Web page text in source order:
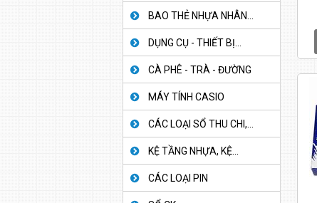
BAO THẺ NHỰA NHÂN...
DỤNG CỤ - THIẾT BỊ...
CÀ PHÊ - TRÀ - ĐƯỜNG
MÁY TÍNH CASIO
CÁC LOẠI SỔ THU CHI,...
KỆ TẦNG NHỰA, KỆ...
CÁC LOẠI PIN